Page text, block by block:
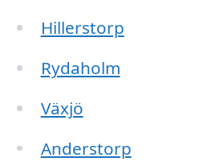
Hillerstorp
Rydaholm
Växjö
Anderstorp